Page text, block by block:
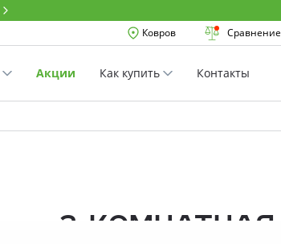
Ковров Сравнение
Акции Как купить Контакты
2-комнатная